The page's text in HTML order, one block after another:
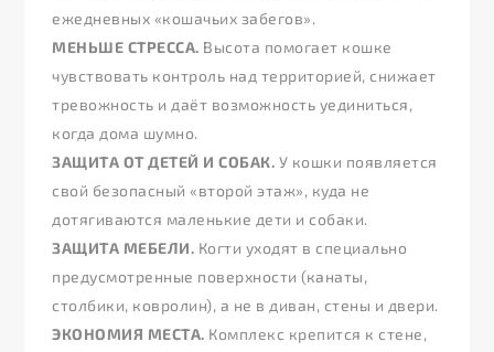
ежедневных «кошачьих забегов».
МЕНЬШЕ СТРЕССА. Высота помогает кошке
чувствовать контроль над территорией, снижает
тревожность и даёт возможность уединиться,
когда дома шумно.
ЗАЩИТА ОТ ДЕТЕЙ И СОБАК. У кошки появляется
свой безопасный «второй этаж», куда не
дотягиваются маленькие дети и собаки.
ЗАЩИТА МЕБЕЛИ. Когти уходят в специально
предусмотренные поверхности (канаты,
столбики, ковролин), а не в диван, стены и двери.
ЭКОНОМИЯ МЕСТА. Комплекс крепится к стене,